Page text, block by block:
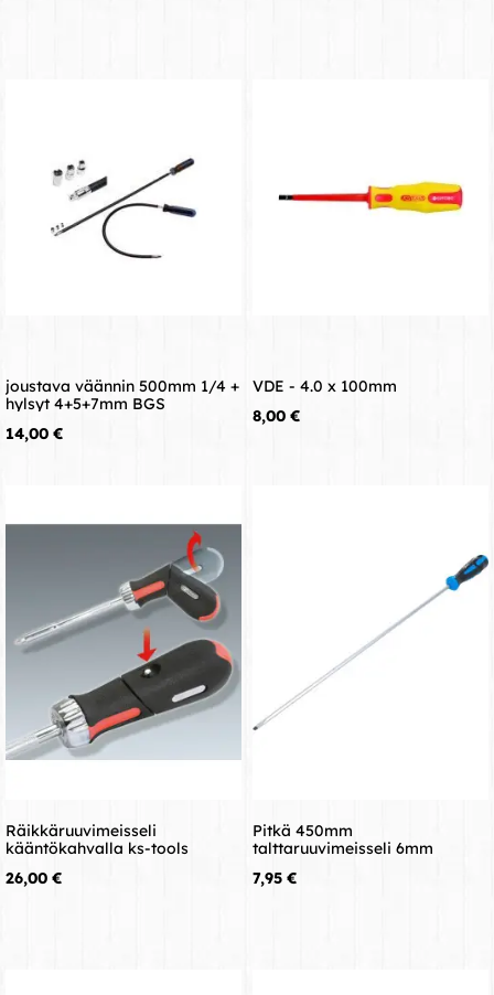
joustava väännin 500mm 1/4 +
hylsyt 4+5+7mm BGS
Hinta
14,00 €
VDE - 4.0 x 100mm
Hinta
8,00 €
Räikkäruuvimeisseli
kääntökahvalla ks-tools
Hinta
26,00 €
Pitkä 450mm
talttaruuvimeisseli 6mm
Hinta
7,95 €